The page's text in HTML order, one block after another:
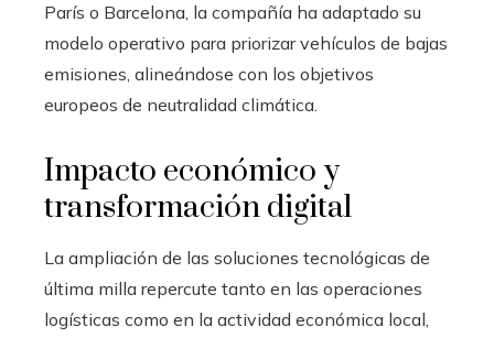
París o Barcelona, la compañía ha adaptado su
modelo operativo para priorizar vehículos de bajas
emisiones, alineándose con los objetivos
europeos de neutralidad climática.
Impacto económico y
transformación digital
La ampliación de las soluciones tecnológicas de
última milla repercute tanto en las operaciones
logísticas como en la actividad económica local,